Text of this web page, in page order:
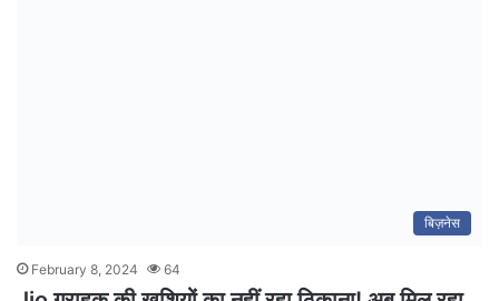
बिज़नेस
February 8, 2024 64